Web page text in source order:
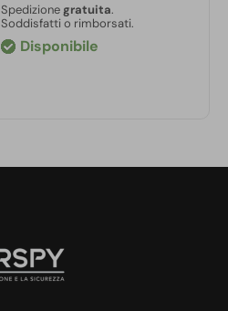
Spedizione gratuita.
Soddisfatti o rimborsati.
Disponibile